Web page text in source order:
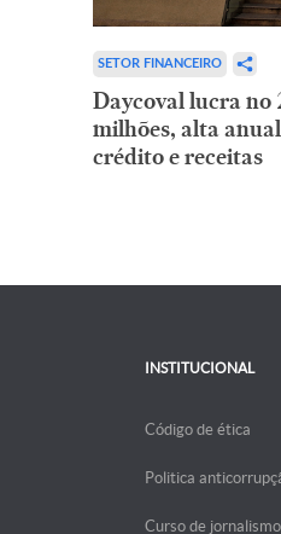
SETOR FINANCEIRO
Daycoval lucra no
milhões, alta anual
crédito e receitas
INSTITUCIONAL
Código de ética
Politica
Curso de jornalismo